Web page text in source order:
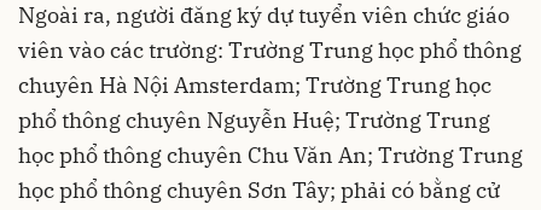
Ngoài ra, người đăng ký dự tuyển viên chức giáo
viên vào các trường: Trường Trung học phổ thông
chuyên Hà Nội Amsterdam; Trường Trung học
phổ thông chuyên Nguyễn Huệ; Trường Trung
học phổ thông chuyên Chu Văn An; Trường Trung
học phổ thông chuyên Sơn Tây; phải có bằng cử